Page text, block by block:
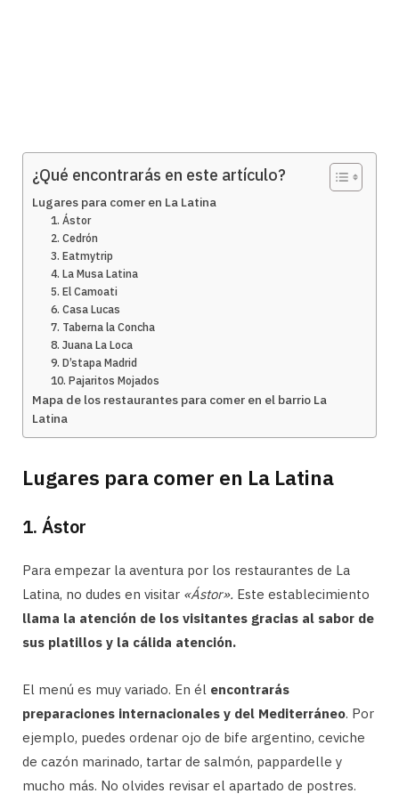
¿Qué encontrarás en este artículo?
Lugares para comer en La Latina
1. Ástor
2. Cedrón
3. Eatmytrip
4. La Musa Latina
5. El Camoati
6. Casa Lucas
7. Taberna la Concha
8. Juana La Loca
9. D’stapa Madrid
10. Pajaritos Mojados
Mapa de los restaurantes para comer en el barrio La
Latina
Lugares para comer en La Latina
1. Ástor
Para empezar la aventura por los restaurantes de La
Latina, no dudes en visitar «Ástor». Este establecimiento
llama la atención de los visitantes gracias al sabor de
sus platillos y la cálida atención.
El menú es muy variado. En él encontrarás
preparaciones internacionales y del Mediterráneo. Por
ejemplo, puedes ordenar ojo de bife argentino, ceviche
de cazón marinado, tartar de salmón, pappardelle y
mucho más. No olvides revisar el apartado de postres.